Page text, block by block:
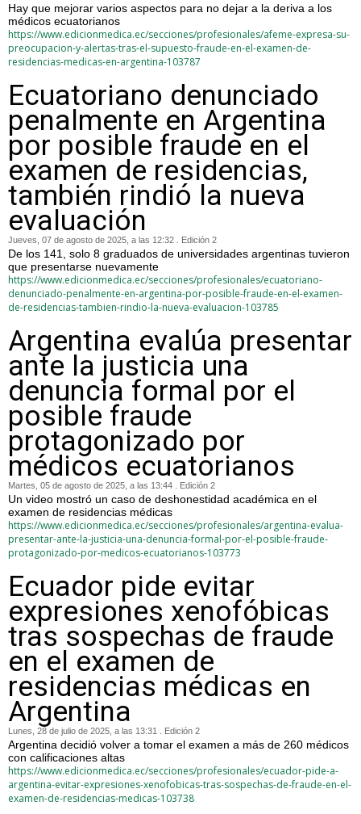
Hay que mejorar varios aspectos para no dejar a la deriva a los
médicos ecuatorianos
https://www.edicionmedica.ec/secciones/profesionales/afeme-expresa-su-
preocupacion-y-alertas-tras-el-supuesto-fraude-en-el-examen-de-
residencias-medicas-en-argentina-103787
Ecuatoriano denunciado
penalmente en Argentina
por posible fraude en el
examen de residencias,
también rindió la nueva
evaluación
Jueves, 07 de agosto de 2025, a las 12:32 . Edición 2
De los 141, solo 8 graduados de universidades argentinas tuvieron
que presentarse nuevamente
https://www.edicionmedica.ec/secciones/profesionales/ecuatoriano-
denunciado-penalmente-en-argentina-por-posible-fraude-en-el-examen-
de-residencias-tambien-rindio-la-nueva-evaluacion-103785
Argentina evalúa presentar
ante la justicia una
denuncia formal por el
posible fraude
protagonizado por
médicos ecuatorianos
Martes, 05 de agosto de 2025, a las 13:44 . Edición 2
Un video mostró un caso de deshonestidad académica en el
examen de residencias médicas
https://www.edicionmedica.ec/secciones/profesionales/argentina-evalua-
presentar-ante-la-justicia-una-denuncia-formal-por-el-posible-fraude-
protagonizado-por-medicos-ecuatorianos-103773
Ecuador pide evitar
expresiones xenofóbicas
tras sospechas de fraude
en el examen de
residencias médicas en
Argentina
Lunes, 28 de julio de 2025, a las 13:31 . Edición 2
Argentina decidió volver a tomar el examen a más de 260 médicos
con calificaciones altas
https://www.edicionmedica.ec/secciones/profesionales/ecuador-pide-a-
argentina-evitar-expresiones-xenofobicas-tras-sospechas-de-fraude-en-el-
examen-de-residencias-medicas-103738